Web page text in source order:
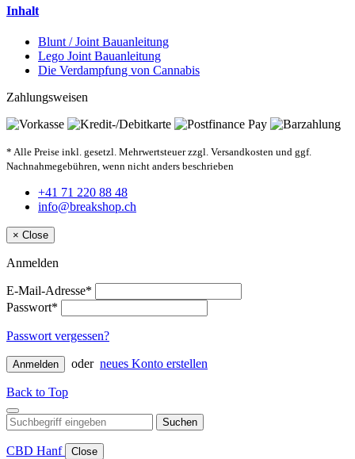
Inhalt
Blunt / Joint Bauanleitung
Lego Joint Bauanleitung
Die Verdampfung von Cannabis
Zahlungsweisen
* Alle Preise inkl. gesetzl. Mehrwertsteuer zzgl. Versandkosten und ggf.
Nachnahmegebühren, wenn nicht anders beschrieben
+41 71 220 88 48
info@breakshop.ch
× Close
Anmelden
E-Mail-Adresse*
Passwort*
Passwort vergessen?
Anmelden oder neues Konto erstellen
Back to Top
Suchen
CBD Hanf Close